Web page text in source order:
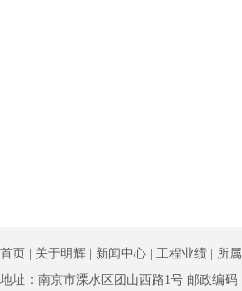
首页 关于明辉 新闻中心 工程业绩 所
地址：南京市溧水区团山西路1号 邮政编码